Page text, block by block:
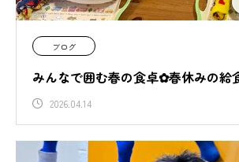
ブログ
みんなで囲む春の食卓✿春休みの給
2026.04.14